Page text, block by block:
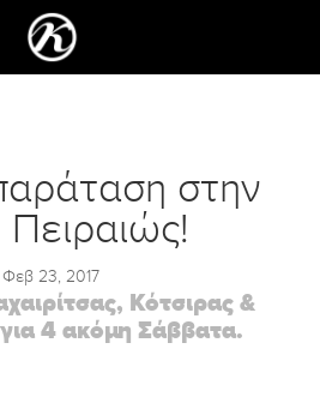
στην
Φεβ 23, 2017
Κότσιρας &
4 ακόμη Σάββατα.